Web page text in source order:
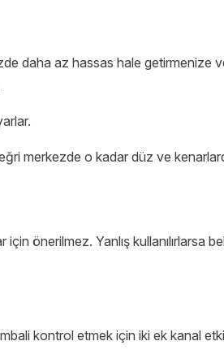
daha az hassas hale getirmenize
merkezde o kadar düz ve
için önerilmez. Yanlış kullanılırlarsa
kontrol etmek için iki ek kanal